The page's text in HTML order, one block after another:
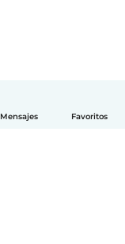
Mensajes Favoritos